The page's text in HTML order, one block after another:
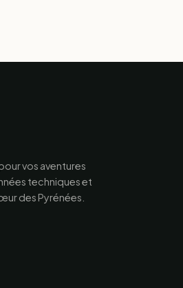
vos aventures
techniques et
des Pyrénées.